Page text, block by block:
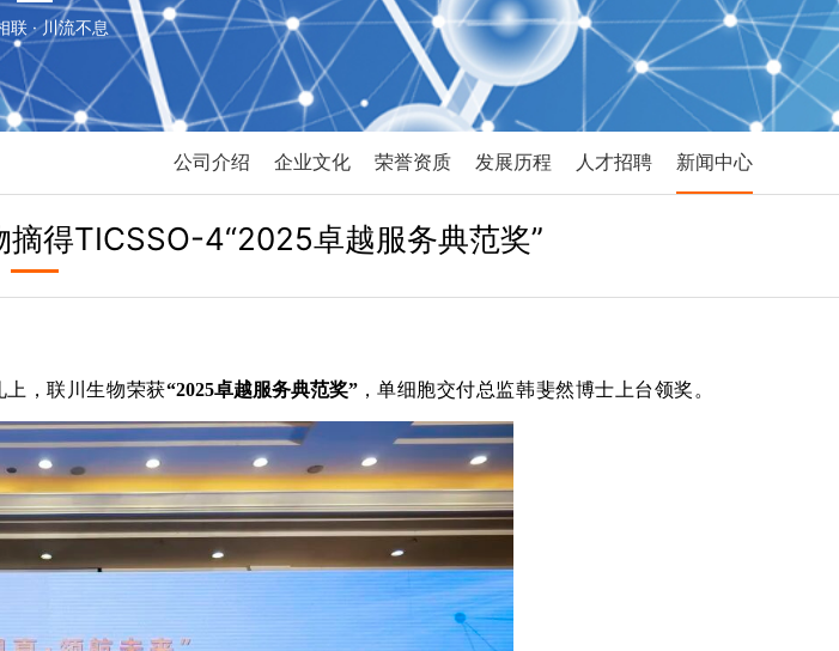
联 · 川流不息
公司介绍 企业文化 荣誉资质 发展历程 人才招聘 新闻中心
得TICSSO-4“2025卓越服务典范奖”
上，联川生物荣获“2025卓越服务典范奖”，单细胞交付总监韩斐然博士上台领奖。